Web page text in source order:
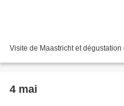
Visite de Maastricht et dégustation
4 mai